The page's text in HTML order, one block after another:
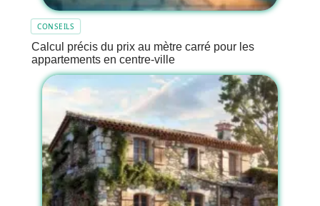
CONSEILS
Calcul précis du prix au mètre carré pour les
appartements en centre-ville